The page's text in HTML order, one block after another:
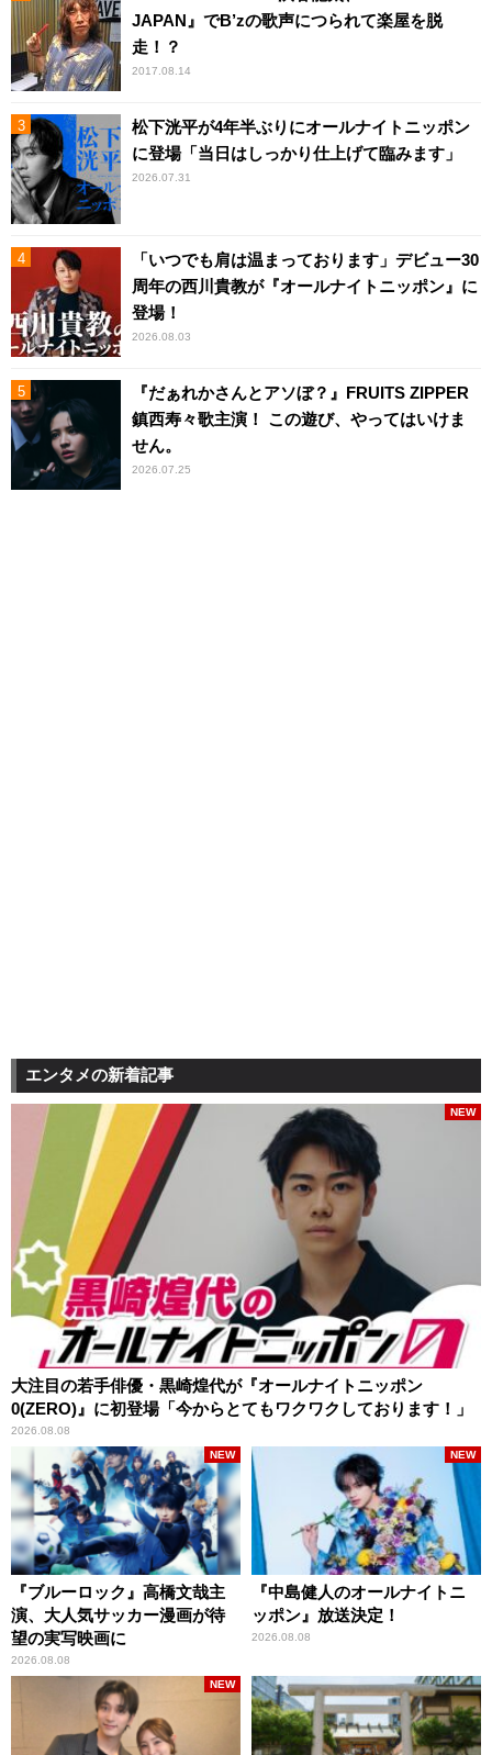
JAPAN』でB’zの歌声につられて楽屋を脱
走！？
2017.08.14
松下洸平が4年半ぶりにオールナイトニッポン
に登場「当日はしっかり仕上げて臨みます」
2026.07.31
「いつでも肩は温まっております」デビュー30
周年の西川貴教が『オールナイトニッポン』に
登場！
2026.08.03
『だぁれかさんとアソぼ？』FRUITS ZIPPER
鎮西寿々歌主演！ この遊び、やってはいけま
せん。
2026.07.25
エンタメの新着記事
大注目の若手俳優・黒崎煌代が『オールナイトニッポン
0(ZERO)』に初登場「今からとてもワクワクしております！」
2026.08.08
NEW
『ブルーロック』高橋文哉主
演、大人気サッカー漫画が待
望の実写映画に
2026.08.08
NEW
『中島健人のオールナイトニ
ッポン』放送決定！
2026.08.08
NEW
NEW